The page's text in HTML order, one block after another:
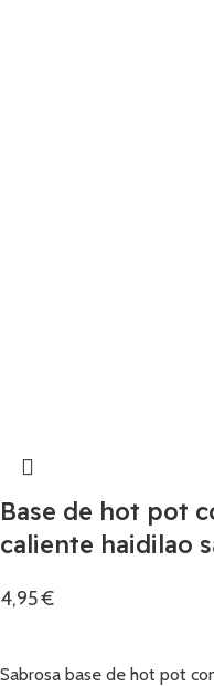
Base de hot pot
caliente haidilao
4,95€
Sabrosa base de hot pot